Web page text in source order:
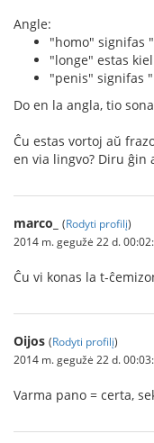
Angle:
"homo" signifas
"longe" estas
"penis" signifas
Do en la angla, tio
Ĉu estas vortoj aŭ
en via lingvo? Diru ĝin
marco_ (Rodyti profilį)
2014 m. gegužė 22 d.
Ĉu vi konas la t-
Oijos (Rodyti profilį)
2014 m. gegužė 22 d.
Varma pano = certa,